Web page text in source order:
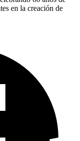
en la creación de